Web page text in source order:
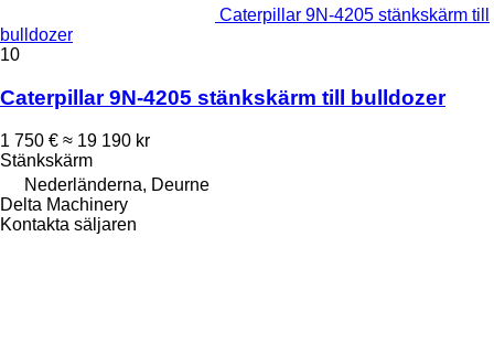
Caterpillar 9N-4205 stänkskärm till
bulldozer
10
Caterpillar 9N-4205 stänkskärm till bulldozer
1 750 € ≈ 19 190 kr
Stänkskärm
Nederländerna, Deurne
Delta Machinery
Kontakta säljaren